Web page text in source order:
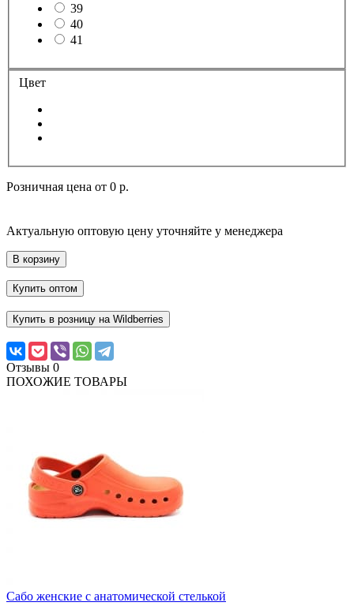
39
40
41
Цвет
Розничная цена от 0 р.
Актуальную оптовую цену уточняйте у менеджера
В корзину
Купить оптом
Купить в розницу на Wildberries
Отзывы 0
ПОХОЖИЕ ТОВАРЫ
Сабо женские с анатомической стелькой